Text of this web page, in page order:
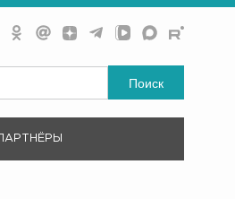
Поиск
ПАРТНЁРЫ